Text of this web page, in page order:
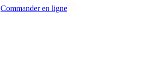
Commander en ligne